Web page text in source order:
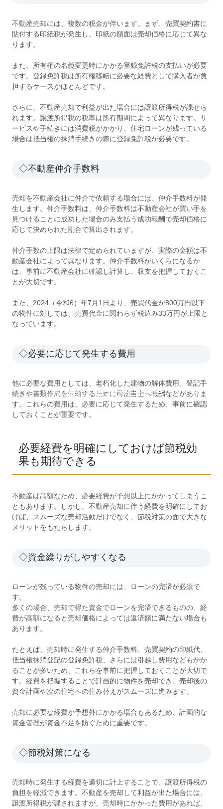
不動産売却の手引き
不動産売却には、複数の税金が伴います。まず、売買契約書に
貼付する印紙税が発生し、印紙の額面は売却価格に応じて異な
ります。
また、所有権の名義変更時にかかる登録免許税の支払いが必要
です。登録免許税は所有権移転に必要な経費として購入者が負
担するケースがほとんどです。
さらに、不動産売却で利益が出た場合には譲渡所得税が課せら
れます。譲渡所得税の税率は所有期間によって異なります。サ
ービスや手続きには消費税がかかり、住宅ローンが残っている
場合は抵当権の抹消手続きの際に登録免許税が必要です。
◇不動産仲介手数料
売却を不動産会社に仲介で依頼する場合には、仲介手数料が発
生します。仲介手数料は、仲介手数料は不動産会社が買い手を
見つけることに成功した場合のみ支払う成功報酬で売却価格に
応じて決められた割合で算出されます。
仲介手数の上限は法律で定められていますが、実際の金額は不
動産会社によって異なります。仲介手数料がいくらになるか
は、事前に不動産会社に確認し計算し、収支を把握しておくこ
とが大切です。
また、2024（令和6）年7月1日より、売買代金が800万円以下
の物件に対しては、売買代金に関わらず税込み33万円が上限と
なっています。
◇必要に応じて発生する費用
他に必要な費用としては、老朽化した建物の解体費用、登記手
続きや書類作成を依頼するために司法書士へ報酬などがありま
す。これらの費用は、必要に応じて発生するため、事前に確認
しておくことが重要です。
必要経費を明確にしておけば節税効
果も期待できる
不動産は高額なため、必要経費が予想以上にかかってしまうこ
ともあります。しかし、不動産売却に伴う経費を明確にしてお
けば、スムーズな売却活動だけでなく、節税対策の面で大きな
メリットをもたらします。
◇資金繰りがしやすくなる
ローンが残っている物件の売却には、ローンの完済が必須で
す。
多くの場合、売却で得た資金でローンを完済できるものの、経
費が高額になると売却価格によっては返済額に満たない場合も
あります。
たとえば、売却時に発生する仲介手数料、売買契約の印紙代、
抵当権抹消登記の登録免許税、さらには引越し費用などもかか
ることが多いため、これらを事前に把握しておくことが大切で
す。経費を把握することで計画的に物件を売却でき、売却後の
資金計画や次の住宅への住み替えがスムーズに進みます。
売却に必要な経費が予想外にかかる場合もあるため、計画的な
資金管理が資金不足を防ぐために重要です。
◇節税対策になる
売却時に発生する経費を適切に計上することで、譲渡所得税の
負担を軽減できます。不動産を売却して利益が出た場合には、
譲渡所得税が課されますが、売却時にかかった費用があれば、